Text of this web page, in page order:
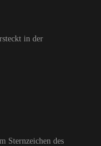
in der
Sternzeichen des